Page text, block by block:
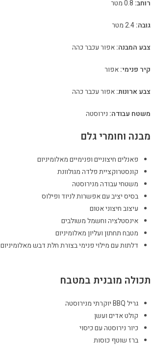
רוחב: 0.8 מטר
גובה:2.4 מטר
צבע המבנה:אפור עכבר כהה
קיר פנימי:אפור
צבע ארונות:אפור עכבר כהה
משטח עבודה: נירוסטה
מבנה וחומרי גלם
פאנלים חיצוניים ופנימיים מאלומיניום
קונסטרוקציית פלדה מגולוונת
משטחי עבודה מנירוסטה
בסיס יציב עם אפשרות לניוד ופילוס
עיצוב חיצוני אטום
אינסטלציה וחשמל משולבים
מטבח תחתון ועליון מאלומיניום
דלתות עם מילוי פנימי בצורת חלת דבש מאלומיניום
תכולה מובנית במטבח
גריל BBQ יוקרתי מנירוסטה
קולט אדים ועשן
כיור נירוסטה עם כיסוי
ברז שוטף כוסות